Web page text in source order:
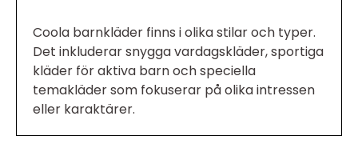
Coola barnkläder finns i olika stilar och typer.
Det inkluderar snygga vardagskläder, sportiga
kläder för aktiva barn och speciella
temakläder som fokuserar på olika intressen
eller karaktärer.